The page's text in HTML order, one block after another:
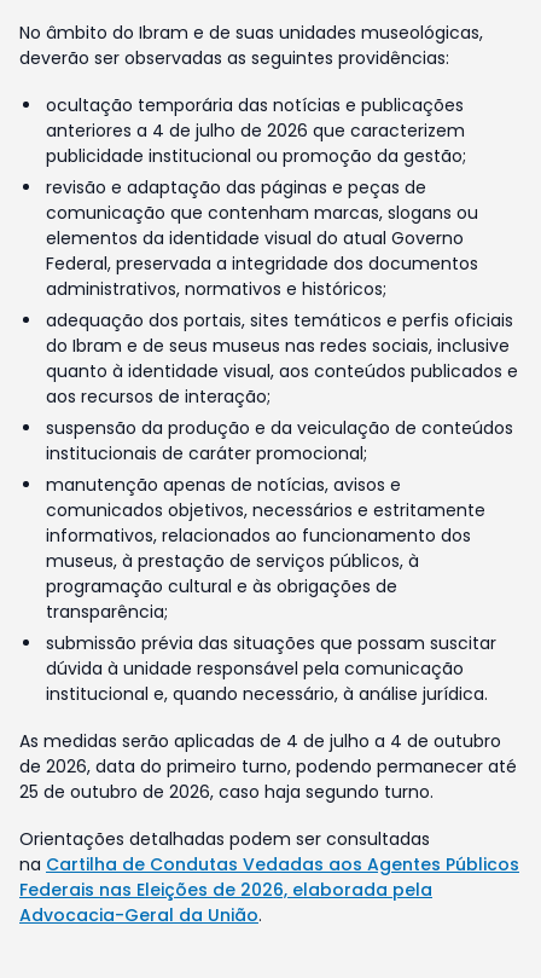
No âmbito do Ibram e de suas unidades museológicas,
deverão ser observadas as seguintes providências:
ocultação temporária das notícias e publicações
anteriores a 4 de julho de 2026 que caracterizem
publicidade institucional ou promoção da gestão;
revisão e adaptação das páginas e peças de
comunicação que contenham marcas, slogans ou
elementos da identidade visual do atual Governo
Federal, preservada a integridade dos documentos
administrativos, normativos e históricos;
adequação dos portais, sites temáticos e perfis oficiais
do Ibram e de seus museus nas redes sociais, inclusive
quanto à identidade visual, aos conteúdos publicados e
aos recursos de interação;
suspensão da produção e da veiculação de conteúdos
institucionais de caráter promocional;
manutenção apenas de notícias, avisos e
comunicados objetivos, necessários e estritamente
informativos, relacionados ao funcionamento dos
museus, à prestação de serviços públicos, à
programação cultural e às obrigações de
transparência;
submissão prévia das situações que possam suscitar
dúvida à unidade responsável pela comunicação
institucional e, quando necessário, à análise jurídica.
As medidas serão aplicadas de 4 de julho a 4 de outubro
de 2026, data do primeiro turno, podendo permanecer até
25 de outubro de 2026, caso haja segundo turno.
Orientações detalhadas podem ser consultadas
na Cartilha de Condutas Vedadas aos Agentes Públicos
Federais nas Eleições de 2026, elaborada pela
Advocacia-Geral da União.